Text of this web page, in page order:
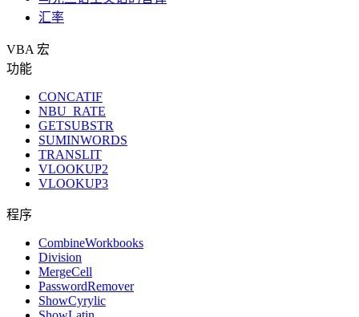
汇率
VBA 宏
功能
CONCATIF
NBU_RATE
GETSUBSTR
SUMINWORDS
TRANSLIT
VLOOKUP2
VLOOKUP3
程序
CombineWorkbooks
Division
MergeCell
PasswordRemover
ShowCyrylic